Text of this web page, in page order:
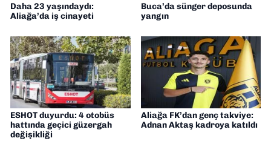
Daha 23 yaşındaydı:
Aliağa’da iş cinayeti
Buca’da sünger deposunda
yangın
ESHOT duyurdu: 4 otobüs
hattında geçici güzergah
değişikliği
Aliağa FK’dan genç takviye:
Adnan Aktaş kadroya katıldı